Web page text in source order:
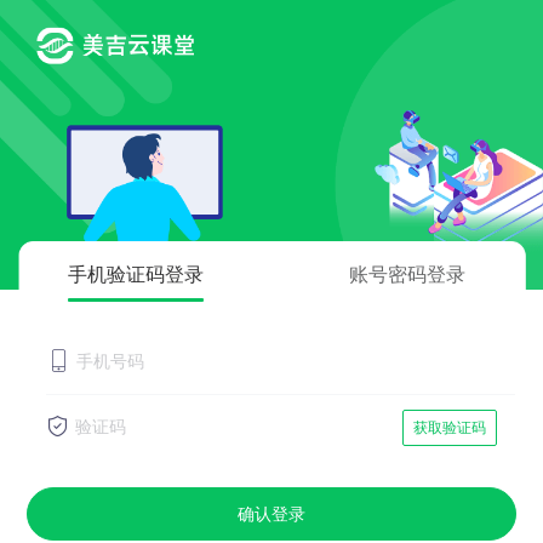
手机验证码登录 账号密码登录
获取验证码
确认登录